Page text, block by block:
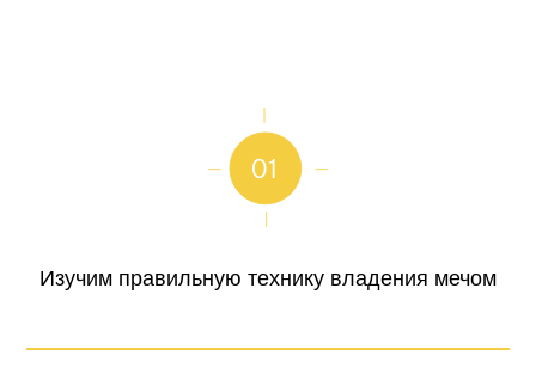
Изучим правильную технику владения мечом